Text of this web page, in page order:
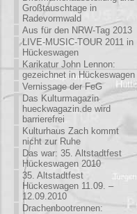
Großtauschtage in
Radevormwald
Aus für den NRW-Tag 2013
LIVE-MUSIC-TOUR 2011 in
Hückeswagen
Karikatur John Lennon:
gezeichnet in Hückeswagen
Vernissage der FeG
Das Kulturmagazin
hueckwagazin.de wird
barrierefrei
Kulturhaus Zach kommt
nicht zur Ruhe
Das war: 35. Altstadtfest
Hückeswagen 2010
35. Altstadtfest
Hückeswagen 11.09. –
12.09.2010
Drachenbootrennen: